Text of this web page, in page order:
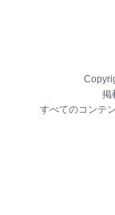
掲
すべてのコンテ